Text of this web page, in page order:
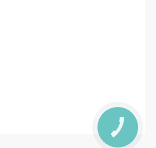
КНОПКА
ЗВ'ЯЗКУ